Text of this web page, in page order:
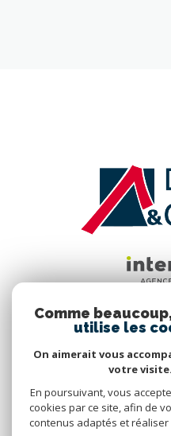
SE
Comme
utilise les
On aimerait vous
votre visite.
En poursuivant, vous
cookies par ce site, afin de
contenus adaptés et